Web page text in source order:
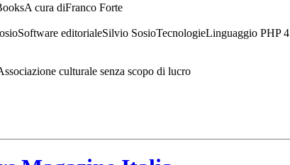
cura diFranco Forte
editorialeSilvio SosioTecnologieLinguaggio PHP 4
culturale senza scopo di lucro